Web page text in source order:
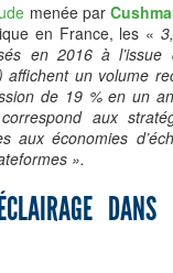
menée par
en France, les «
en 2016 à l’issue
affichent un volume
de 19 % en un
aux
aux économies
».